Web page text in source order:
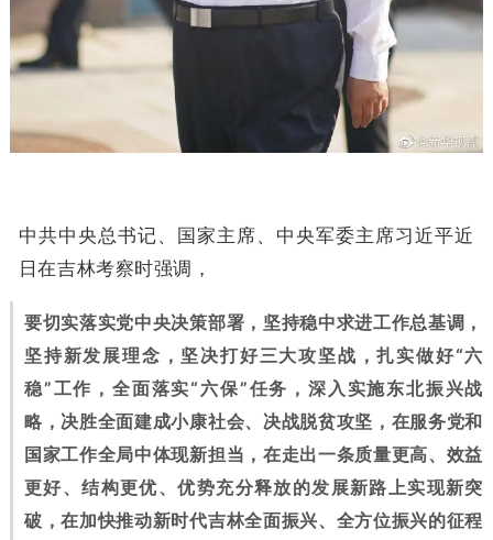
中共中央总书记、国家主席、中央军委主席习近平近
日在吉林考察时强调，
要切实落实党中央决策部署，坚持稳中求进工作总基调，
坚持新发展理念，坚决打好三大攻坚战，扎实做好“六
稳”工作，全面落实“六保”任务，深入实施东北振兴战
略，决胜全面建成小康社会、决战脱贫攻坚，在服务党和
国家工作全局中体现新担当，在走出一条质量更高、效益
更好、结构更优、优势充分释放的发展新路上实现新突
破，在加快推动新时代吉林全面振兴、全方位振兴的征程